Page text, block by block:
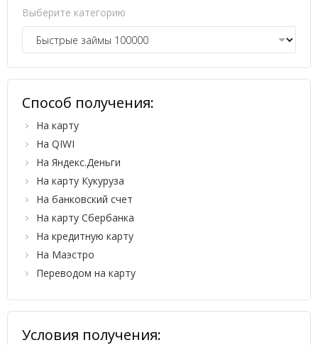
Выберите категорию
Способ получения:
На карту
На QIWI
На Яндекс.Деньги
На карту Кукуруза
На банковский счет
На карту Сбербанка
На кредитную карту
На Маэстро
Переводом на карту
Условия получения: